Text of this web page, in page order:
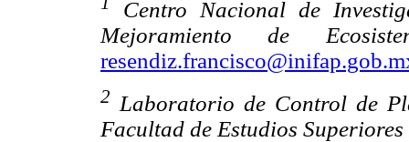
Centro Nacional de
Mejoramiento de
2 Laboratorio de Control de
Facultad de Estudios